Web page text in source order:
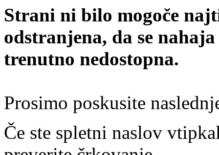
Strani ni bilo mogoče
odstranjena, da se
trenutno nedostopna.
Prosimo poskusite
Če ste spletni naslov